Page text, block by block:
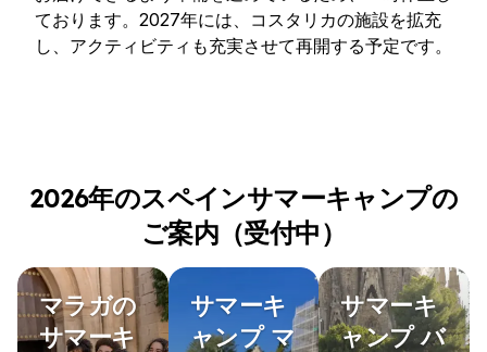
ております。2027年には、コスタリカの施設を拡充
し、アクティビティも充実させて再開する予定です。
2026年のスペインサマーキャンプの
ご案内（受付中）
マラガの
サマーキ
サマーキ
ャンプ マ
サマーキ
ャンプ バ